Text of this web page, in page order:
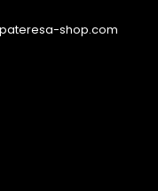
shop.com